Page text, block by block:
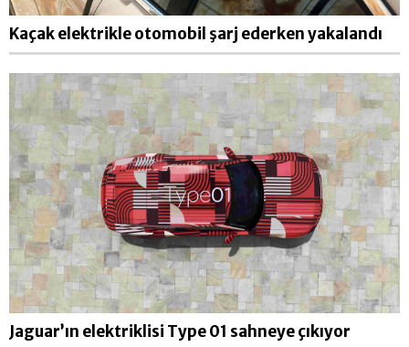
Kaçak elektrikle otomobil şarj ederken yakalandı
Jaguar’ın elektriklisi Type 01 sahneye çıkıyor